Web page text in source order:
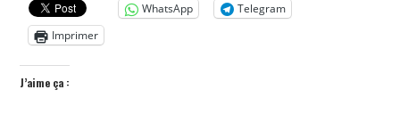
WhatsApp
Telegram
Imprimer
J’aime ça :